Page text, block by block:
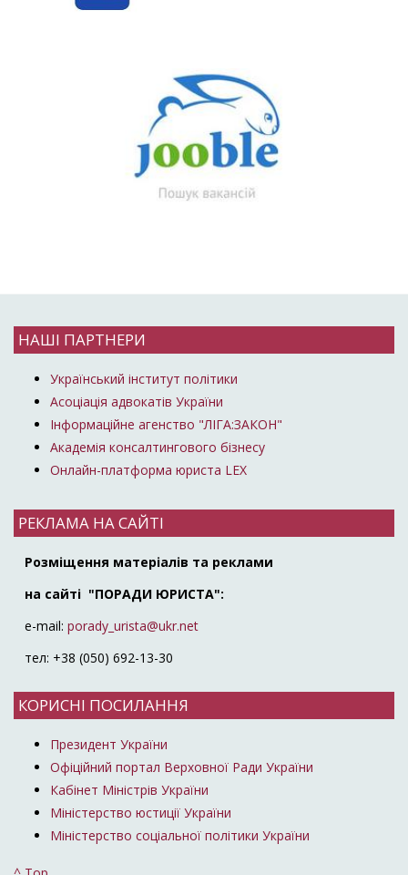
НАШІ ПАРТНЕРИ
Український інститут політики
Асоціація адвокатів України
Інформаційне агенство "ЛІГА:ЗАКОН"
Академія консалтингового бізнесу
Онлайн-платформа юриста LEX
РЕКЛАМА НА САЙТІ
Розміщення матеріалів та реклами
на сайті "ПОРАДИ ЮРИСТА":
e-mail: porady_urista@ukr.net
тел: +38 (050) 692-13-30
КОРИСНІ ПОСИЛАННЯ
Президент України
Офіційний портал Верховної Ради України
Кабінет Міністрів України
Міністерство юстиції України
Міністерство соціальної політики України